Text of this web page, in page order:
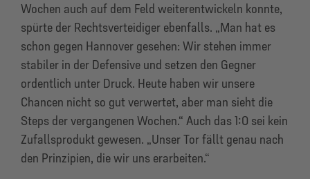
Wochen auch auf dem Feld weiterentwickeln konnte,
spürte der Rechtsverteidiger ebenfalls. „Man hat es
schon gegen Hannover gesehen: Wir stehen immer
stabiler in der Defensive und setzen den Gegner
ordentlich unter Druck. Heute haben wir unsere
Chancen nicht so gut verwertet, aber man sieht die
Steps der vergangenen Wochen.“ Auch das 1:0 sei kein
Zufallsprodukt gewesen. „Unser Tor fällt genau nach
den Prinzipien, die wir uns erarbeiten.“